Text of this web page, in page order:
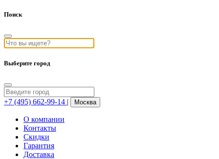
Поиск
Выберите город
+7 (495) 662-99-14 | Москва
О компании
Контакты
Скидки
Гарантия
Доставка